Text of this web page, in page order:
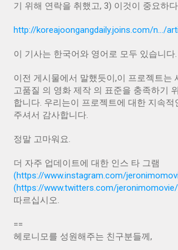
기 위해 연락을 취했고, 3) 이것이 중요하
http://koreajoongangdaily.joins.com/n…/
이 기사는 한국어와 영어로 모두 있습니다.
이전 게시물에서 말했듯이,이 프로젝트는
고품질 의 영화 제작 의 표준을 충족하기
합니다. 우리는이 프로젝트에 대한 지속적
주셔서 감사합니다.
정말 고마워요.
더 자주 업데이트에 대한 인스 타 그램
(https://www.instagram.com/
(https://www.twitters.com/
따르십시오.
==
헤로니모를 성원해주는 친구분들께,